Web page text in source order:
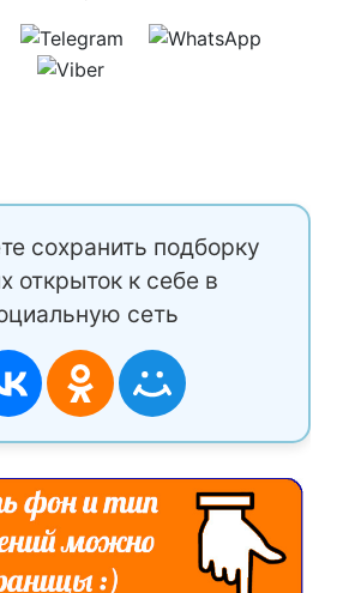
сохранить подборку
открыток к себе в
сеть